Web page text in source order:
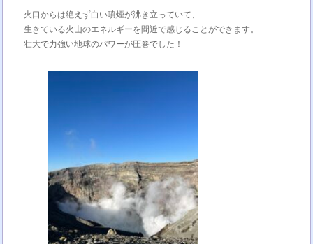
火口からは絶えず白い噴煙が沸き立っていて、
生きている火山のエネルギーを間近で感じることができます。
壮大で力強い地球のパワーが圧巻でした！